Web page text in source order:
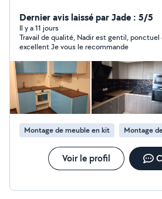
conquérir un nouveau client nous
service à toute moment n'hésitez
Dernier avis laissé par Jade : 5/5
Il y a 11 jours
Travail de qualité, Nadir est gentil,
excellent Je vous le recommande
Montage de meuble en kit Montage
Voir le profil